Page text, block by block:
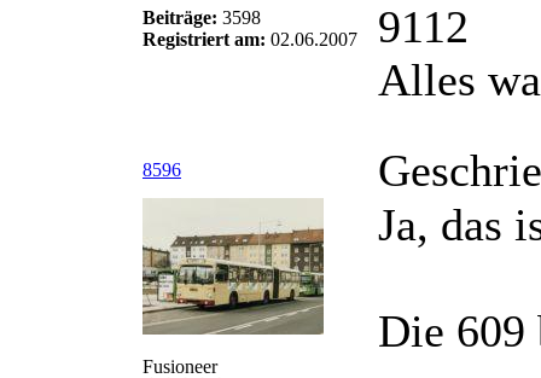
Beiträge: 3598
Registriert am: 02.06.2007
9112
Alles
8596
Fusioneer
Ja, das
Die 609